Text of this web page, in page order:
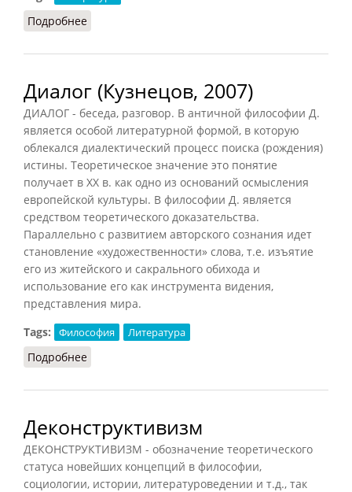
Подробнее
Диалог (Кузнецов, 2007)
ДИАЛОГ - беседа, разговор. В античной философии Д.
является особой литературной формой, в которую
облекался диалектический процесс поиска (рождения)
истины. Теоретическое значение это понятие
получает в XX в. как одно из оснований осмысления
европейской культуры. В философии Д. является
средством теоретического доказательства.
Параллельно с развитием авторского сознания идет
становление «художественности» слова, т.е. изъятие
его из житейского и сакрального обихода и
использование его как инструмента видения,
представления мира.
Tags:
Философия Литература
Подробнее
Деконструктивизм
ДЕКОНСТРУКТИВИЗМ - обозначение теоретического
статуса новейших концепций в философии,
социологии, истории, литературоведении и т.д., так